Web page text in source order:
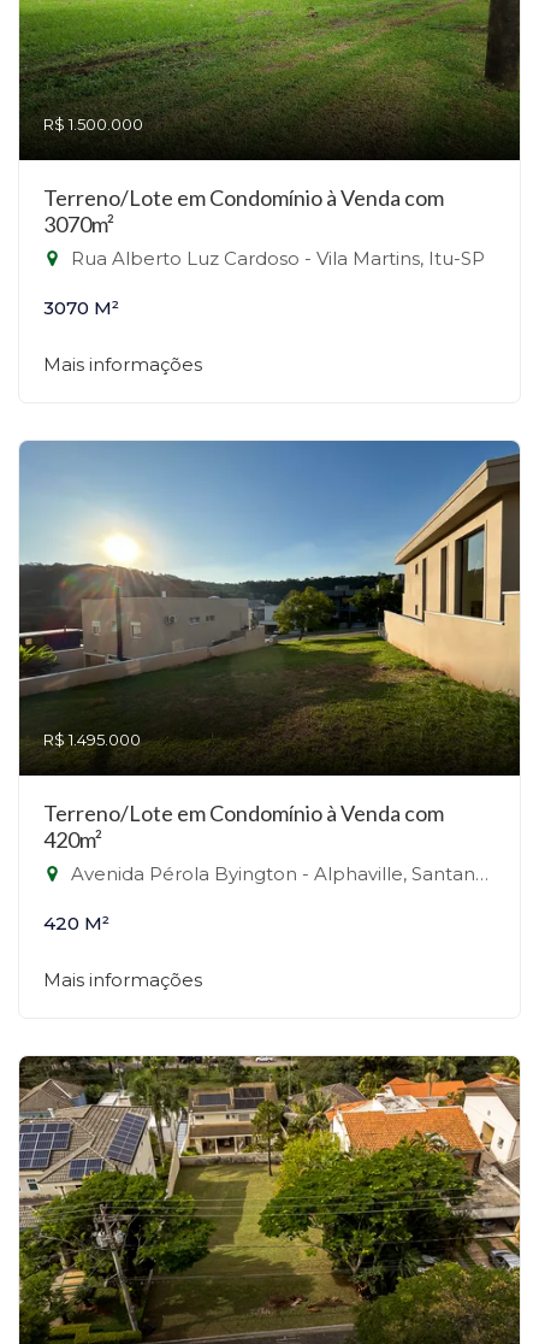
R$ 1.500.000
Terreno/Lote em Condomínio à Venda com
3070m²
Rua Alberto Luz Cardoso - Vila Martins, Itu-SP
3070 M²
Mais informações
R$ 1.495.000
Terreno/Lote em Condomínio à Venda com
420m²
Avenida Pérola Byington - Alphaville, Santana de Parnaíba-SP
420 M²
Mais informações